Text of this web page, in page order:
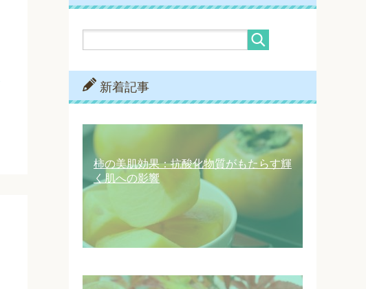
新着記事
柿の美肌効果：抗酸化物質がもたらす輝
く肌への影響